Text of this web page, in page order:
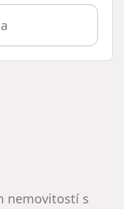
nemovitostí s